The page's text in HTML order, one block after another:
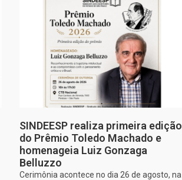
SINDEESP realiza primeira edição
do Prêmio Toledo Machado e
homenageia Luiz Gonzaga
Belluzzo
Cerimônia acontece no dia 26 de agosto, na